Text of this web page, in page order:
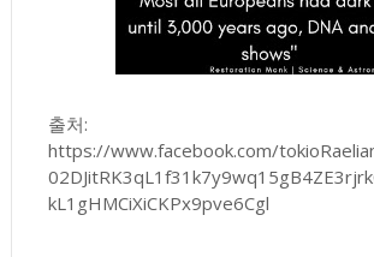
출처:
https://www.facebook.com/
kL1gHMCiXiCKPx9pve6Cgl